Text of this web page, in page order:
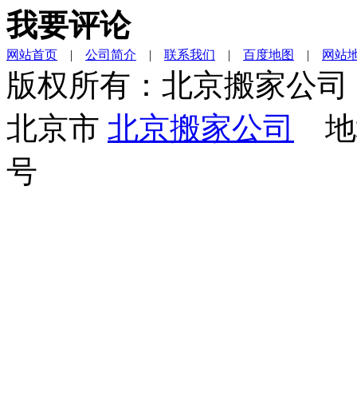
我要评论
网站首页 | 公司简介 | 联系我们 | 百度地图 | 网站
版权所有：北京搬家公司
北京市 北京搬家公司
地
号